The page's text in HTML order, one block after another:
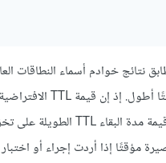
نتائج خوادم أسماء النطاقات